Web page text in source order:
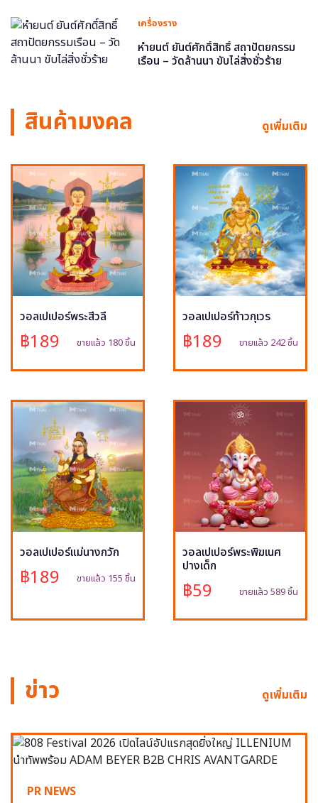
เครื่องราง
หำยนต์ ยันต์ศักดิ์สิทธิ์ สถาปัตยกรรม
เรือน – วัดล้านนา ขับไล่สิ่งชั่วร้าย
สินค้ามงคล ดูเพิ่มเติม
วอลเปเปอร์พระสีวลี
฿189 ขายแล้ว 180 ชิ้น
วอลเปเปอร์ท้าวกุเวร
฿189 ขายแล้ว 242 ชิ้น
วอลเปเปอร์แม่นางกวัก
฿189 ขายแล้ว 155 ชิ้น
วอลเปเปอร์พระพิฆเนศ
ปางเด็ก
฿59 ขายแล้ว 589 ชิ้น
ข่าว ดูเพิ่มเติม
PR NEWS